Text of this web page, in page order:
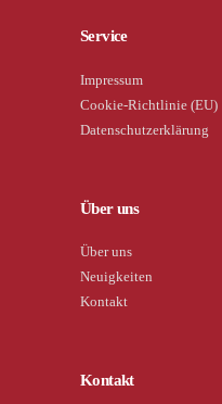
Service
Impressum
Cookie-Richtlinie (EU)
Datenschutzerklärung
Über uns
Über uns
Neuigkeiten
Kontakt
Kontakt